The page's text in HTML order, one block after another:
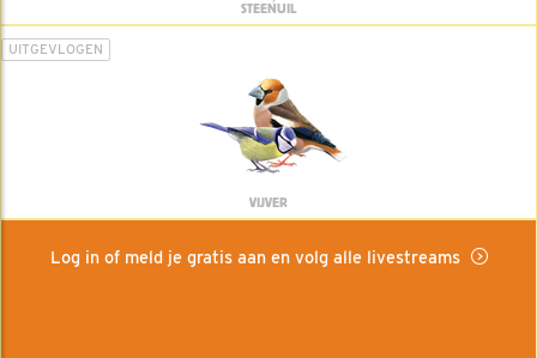
STEENUIL
UITGEVLOGEN
VIJVER
Log in of meld je gratis aan en volg alle livestreams